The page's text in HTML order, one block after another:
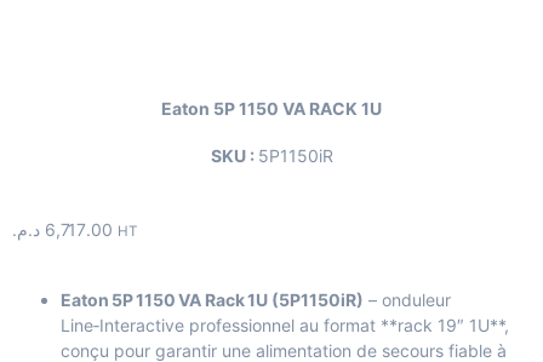
Eaton 5P 1150 VA RACK 1U
SKU : 5P1150iR
6,717.00 د.م. HT
Eaton 5P 1150 VA Rack 1U (5P1150iR) – onduleur
Line‑Interactive professionnel au format **rack 19″ 1U**,
conçu pour garantir une alimentation de secours fiable à